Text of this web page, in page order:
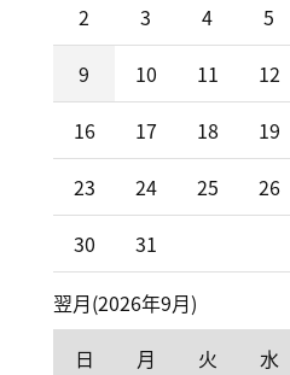
2
3 4 5
9
10 11 12
16
17 18 19
23
24 25 26
30
31
翌月(2026年9月)
日
月 火 水